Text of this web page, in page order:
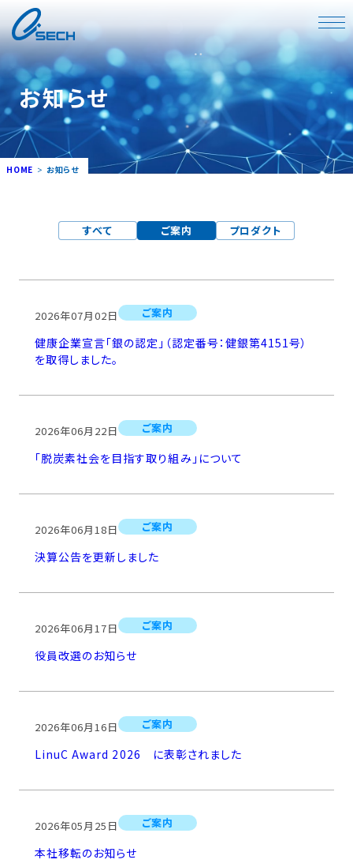
お知らせ
HOME お知らせ
すべて ご案内 プロダクト
2026年07月02日 ご案内
健康企業宣言「銀の認定」（認定番号：健銀第4151号）
を取得しました。
2026年06月22日 ご案内
「脱炭素社会を目指す取り組み」について
2026年06月18日 ご案内
決算公告を更新しました
2026年06月17日 ご案内
役員改選のお知らせ
2026年06月16日 ご案内
LinuC Award 2026 に表彰されました
2026年05月25日 ご案内
本社移転のお知らせ